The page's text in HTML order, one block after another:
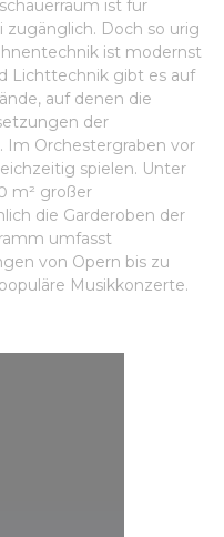
ist für
zugänglich. Doch so urig
ist modernst
Lichttechnik gibt es auf
auf denen die
der
Orchestergraben vor
spielen. Unter
m² großer
die Garderoben der
umfasst
von Opern bis zu
Musikkonzerte.